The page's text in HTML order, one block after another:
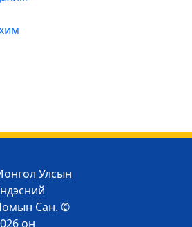
Улсын
Сан. ©
он